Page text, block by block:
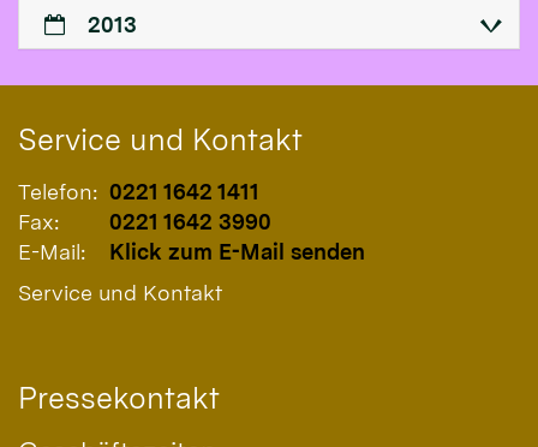
2013
Service und Kontakt
Telefon: 0221 1642 1411
Fax:
0221 1642 3990
E-Mail:
Klick zum E-Mail senden
Service und Kontakt
Pressekontakt